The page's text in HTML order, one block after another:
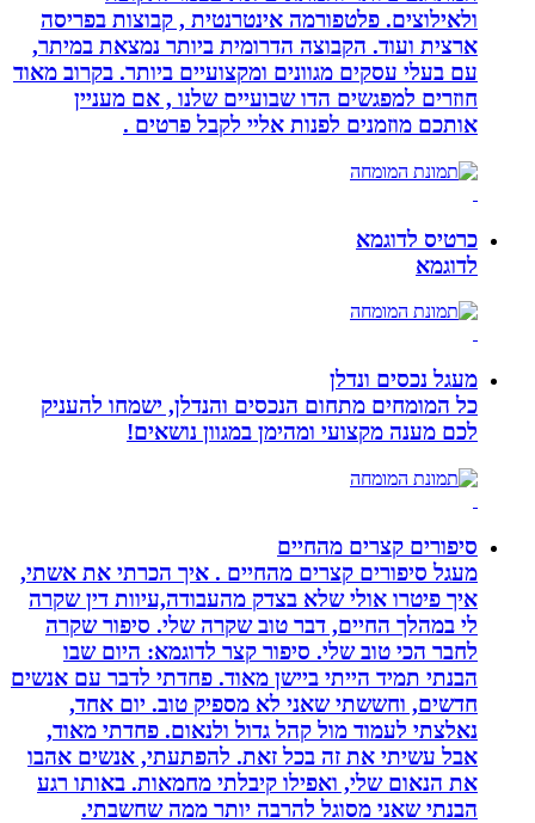
ולאילוצים. פלטפורמה אינטרנטית , קבוצות בפריסה
ארצית ועוד. הקבוצה הדרומית ביותר נמצאת במיתר,
עם בעלי עסקים מגוונים ומקצועיים ביותר. בקרוב מאוד
חוזרים למפגשים הדו שבועיים שלנו , אם מעניין
אותכם מוזמנים לפנות אליי לקבל פרטים .
כרטיס לדוגמא
לדוגמא
מעגל נכסים ונדלן
כל המומחים מתחום הנכסים והנדלן, ישמחו להעניק
לכם מענה מקצועי ומהימן במגוון נושאים!
סיפורים קצרים מהחיים
מעגל סיפורים קצרים מהחיים . איך הכרתי את אשתי,
איך פיטרו אולי שלא בצדק מהעבודה,עיוות דין שקרה
לי במהלך החיים, דבר טוב שקרה שלי. סיפור שקרה
לחבר הכי טוב שלי. סיפור קצר לדוגמא: היום שבו
הבנתי תמיד הייתי ביישן מאוד. פחדתי לדבר עם אנשים
חדשים, וחששתי שאני לא מספיק טוב. יום אחד,
נאלצתי לעמוד מול קהל גדול ולנאום. פחדתי מאוד,
אבל עשיתי את זה בכל זאת. להפתעתי, אנשים אהבו
את הנאום שלי, ואפילו קיבלתי מחמאות. באותו רגע
הבנתי שאני מסוגל להרבה יותר ממה שחשבתי.